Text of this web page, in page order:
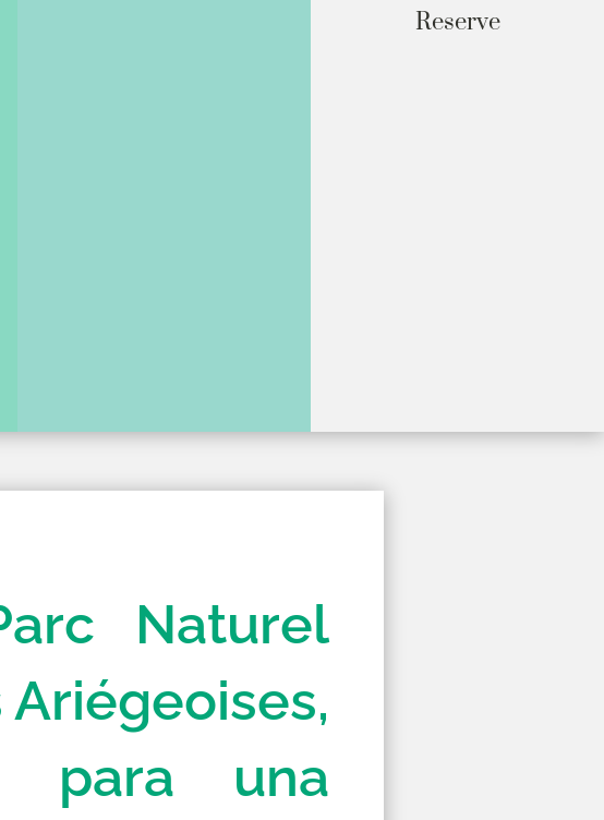
Reserve
Naturel
para una